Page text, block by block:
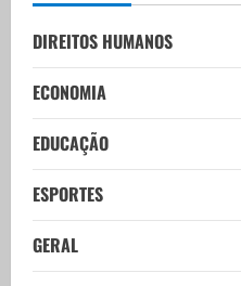
DIREITOS HUMANOS
ECONOMIA
EDUCAÇÃO
ESPORTES
GERAL